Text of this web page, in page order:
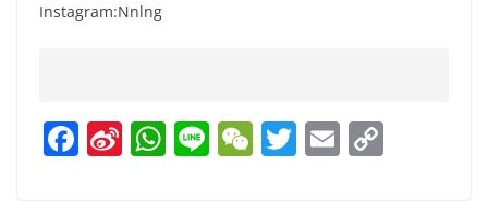
Instagram:Nnlng
F Si W Li W T E